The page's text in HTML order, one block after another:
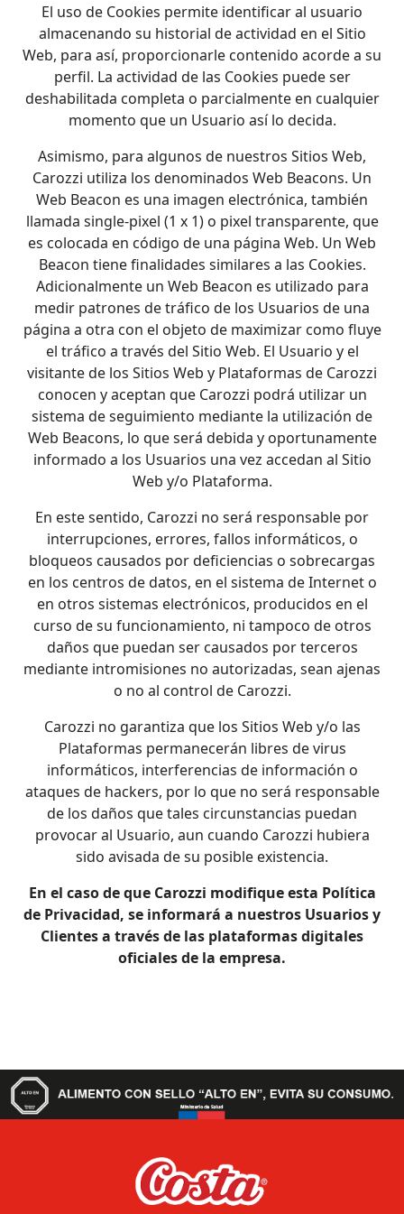
El uso de Cookies permite identificar al usuario
almacenando su historial de actividad en el Sitio
Web, para así, proporcionarle contenido acorde a su
perfil. La actividad de las Cookies puede ser
deshabilitada completa o parcialmente en cualquier
momento que un Usuario así lo decida.
Asimismo, para algunos de nuestros Sitios Web,
Carozzi utiliza los denominados Web Beacons. Un
Web Beacon es una imagen electrónica, también
llamada single-pixel (1 x 1) o pixel transparente, que
es colocada en código de una página Web. Un Web
Beacon tiene finalidades similares a las Cookies.
Adicionalmente un Web Beacon es utilizado para
medir patrones de tráfico de los Usuarios de una
página a otra con el objeto de maximizar como fluye
el tráfico a través del Sitio Web. El Usuario y el
visitante de los Sitios Web y Plataformas de Carozzi
conocen y aceptan que Carozzi podrá utilizar un
sistema de seguimiento mediante la utilización de
Web Beacons, lo que será debida y oportunamente
informado a los Usuarios una vez accedan al Sitio
Web y/o Plataforma.
En este sentido, Carozzi no será responsable por
interrupciones, errores, fallos informáticos, o
bloqueos causados por deficiencias o sobrecargas
en los centros de datos, en el sistema de Internet o
en otros sistemas electrónicos, producidos en el
curso de su funcionamiento, ni tampoco de otros
daños que puedan ser causados por terceros
mediante intromisiones no autorizadas, sean ajenas
o no al control de Carozzi.
Carozzi no garantiza que los Sitios Web y/o las
Plataformas permanecerán libres de virus
informáticos, interferencias de información o
ataques de hackers, por lo que no será responsable
de los daños que tales circunstancias puedan
provocar al Usuario, aun cuando Carozzi hubiera
sido avisada de su posible existencia.
En el caso de que Carozzi modifique esta Política
de Privacidad, se informará a nuestros Usuarios y
Clientes a través de las plataformas digitales
oficiales de la empresa.